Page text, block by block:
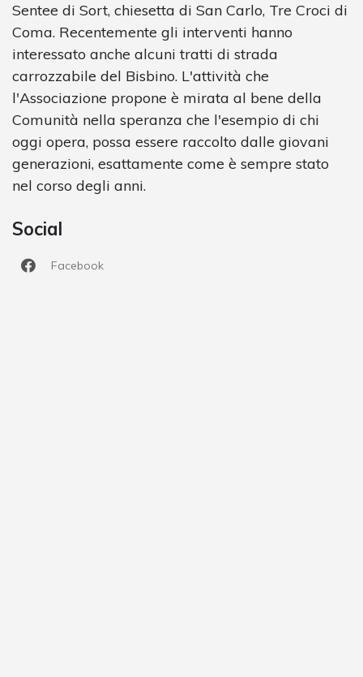
Sentee di Sort, chiesetta di San Carlo, Tre Croci di
Coma. Recentemente gli interventi hanno
interessato anche alcuni tratti di strada
carrozzabile del Bisbino. L'attività che
l'Associazione propone è mirata al bene della
Comunità nella speranza che l'esempio di chi
oggi opera, possa essere raccolto dalle giovani
generazioni, esattamente come è sempre stato
nel corso degli anni.
Social
Facebook